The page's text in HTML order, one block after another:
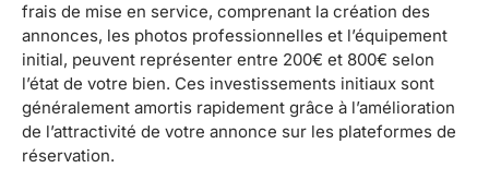
frais de mise en service, comprenant la création des
annonces, les photos professionnelles et l’équipement
initial, peuvent représenter entre 200€ et 800€ selon
l’état de votre bien. Ces investissements initiaux sont
généralement amortis rapidement grâce à l’amélioration
de l’attractivité de votre annonce sur les plateformes de
réservation.